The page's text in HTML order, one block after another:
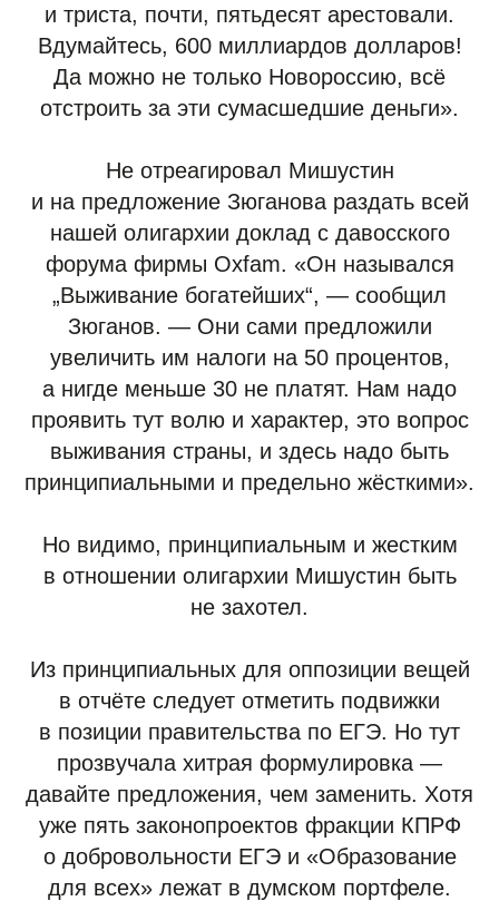
и триста, почти, пятьдесят арестовали.
Вдумайтесь, 600 миллиардов долларов!
Да можно не только Новороссию, всё
отстроить за эти сумасшедшие деньги».
Не отреагировал Мишустин
и на предложение Зюганова раздать всей
нашей олигархии доклад с давосского
форума фирмы Oxfam. «Он назывался
„Выживание богатейших“, — сообщил
Зюганов. — Они сами предложили
увеличить им налоги на 50 процентов,
а нигде меньше 30 не платят. Нам надо
проявить тут волю и характер, это вопрос
выживания страны, и здесь надо быть
принципиальными и предельно жёсткими».
Но видимо, принципиальным и жестким
в отношении олигархии Мишустин быть
не захотел.
Из принципиальных для оппозиции вещей
в отчёте следует отметить подвижки
в позиции правительства по ЕГЭ. Но тут
прозвучала хитрая формулировка —
давайте предложения, чем заменить. Хотя
уже пять законопроектов фракции КПРФ
о добровольности ЕГЭ и «Образование
для всех» лежат в думском портфеле.